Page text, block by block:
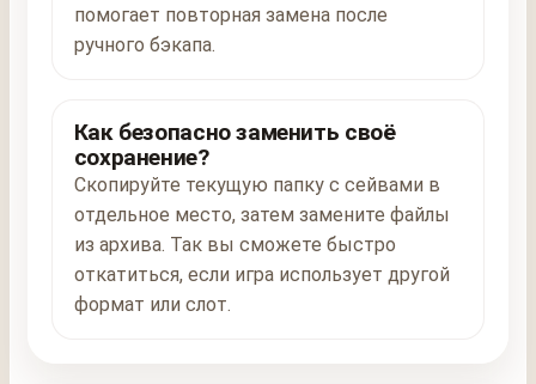
помогает повторная замена после
ручного бэкапа.
Как безопасно заменить своё
сохранение?
Скопируйте текущую папку с сейвами в
отдельное место, затем замените файлы
из архива. Так вы сможете быстро
откатиться, если игра использует другой
формат или слот.